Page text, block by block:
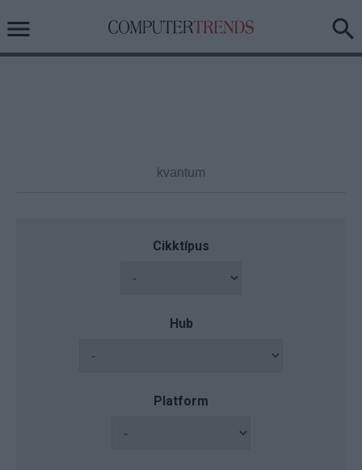
Cikktípus
Hub
Platform